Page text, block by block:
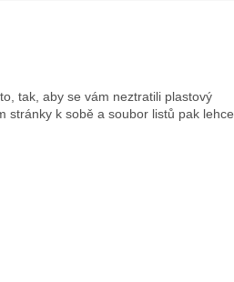
tak, aby se vám neztratili plastový
stránky k sobě a soubor listů pak lehce